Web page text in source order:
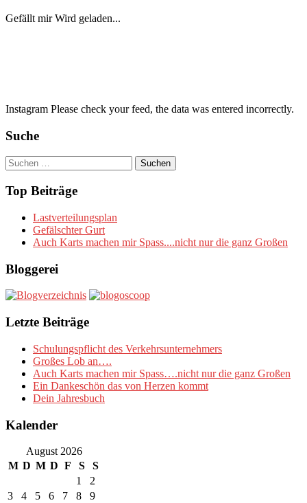
Gefällt mir Wird geladen...
Instagram Please check your feed, the data was entered incorrectly.
Suche
Suchen
nach:
Top Beiträge
Lastverteilungsplan
Gefälschter Gurt
Auch Karts machen mir Spass....nicht nur die ganz Großen
Bloggerei
Letzte Beiträge
Schulungspflicht des Verkehrsunternehmers
Großes Lob an….
Auch Karts machen mir Spass….nicht nur die ganz Großen
Ein Dankeschön das von Herzen kommt
Dein Jahresbuch
Kalender
August 2026
M D M D F S
S
1
2
3
4 5 6 7 8
9